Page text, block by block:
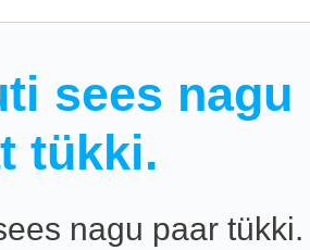
sees nagu
tükki.
nagu paar